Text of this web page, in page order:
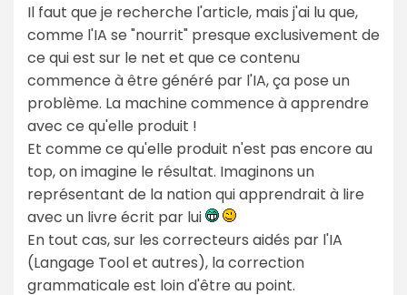
Il faut que je recherche l'article, mais j'ai lu que,
comme l'IA se "nourrit" presque exclusivement de
ce qui est sur le net et que ce contenu
commence à être généré par l'IA, ça pose un
problème. La machine commence à apprendre
avec ce qu'elle produit !
Et comme ce qu'elle produit n'est pas encore au
top, on imagine le résultat. Imaginons un
représentant de la nation qui apprendrait à lire
avec un livre écrit par lui
En tout cas, sur les correcteurs aidés par l'IA
(Langage Tool et autres), la correction
grammaticale est loin d'être au point.